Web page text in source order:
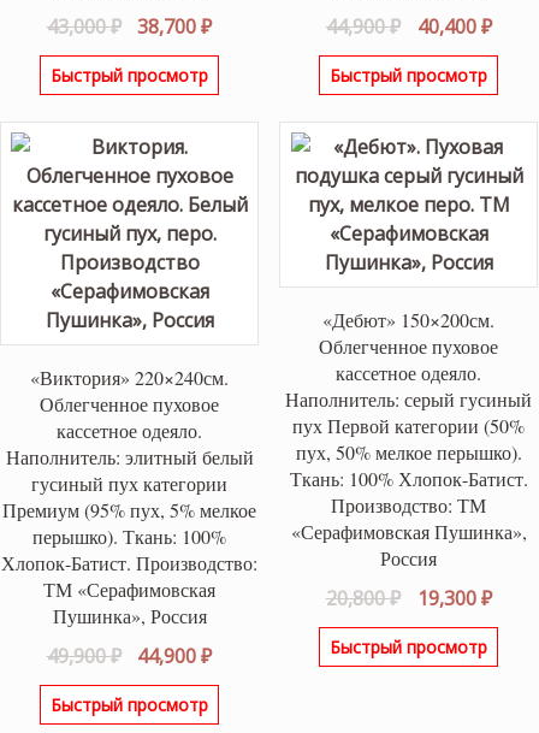
43,000₽
Первоначальная
цена
составляла
38,700₽Текущая
цена:
Быстрый просмотр
44,900₽
цена
составляла
40,400₽
Быстрый просмотр
«Виктория» 220×240см.
Облегченное пуховое
кассетное одеяло.
Наполнитель: элитный белый
гусиный пух категории
Премиум (95% пух, 5% мелкое
перышко). Ткань: 100%
Хлопок-Батист. Производство:
ТМ «Серафимовская
Пушинка», Россия
49,900₽
Первоначальная
цена
составляла
44,900₽Текущая
цена:
Быстрый просмотр
«Дебют» 150×200см.
Облегченное пуховое
кассетное одеяло.
Наполнитель: серый гусиный
пух Первой категории (50%
пух, 50% мелкое перышко).
Ткань: 100% Хлопок-Батист.
Производство: ТМ
«Серафимовская Пушинка»,
Россия
20,800₽
цена
составляла
19,300₽
Быстрый просмотр